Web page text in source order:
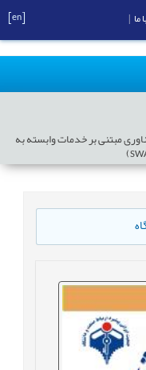
مبتنی بر خدمات وابسته به